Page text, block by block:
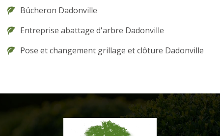
Bûcheron Dadonville
Entreprise abattage d'arbre Dadonville
Pose et changement grillage et clôture Dadonville